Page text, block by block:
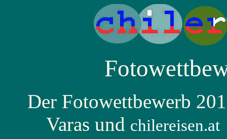
Der Fotowettbewerb
Varas und chilereisen.at